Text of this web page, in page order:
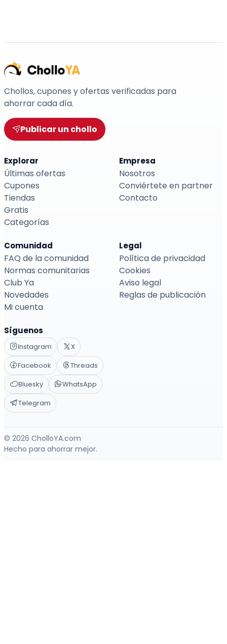
Chollos, cupones y ofertas verificadas para
ahorrar cada día.
Publicar un chollo
Explorar
Últimas ofertas
Cupones
Tiendas
Gratis
Categorías
Empresa
Nosotros
Conviértete en partner
Contacto
Comunidad
FAQ de la comunidad
Normas comunitarias
Club Ya
Novedades
Mi cuenta
Legal
Política de privacidad
Cookies
Aviso legal
Reglas de publicación
Síguenos
Instagram
X
Facebook
Threads
Bluesky
WhatsApp
Telegram
© 2026 CholloYA.com
Hecho para ahorrar mejor.